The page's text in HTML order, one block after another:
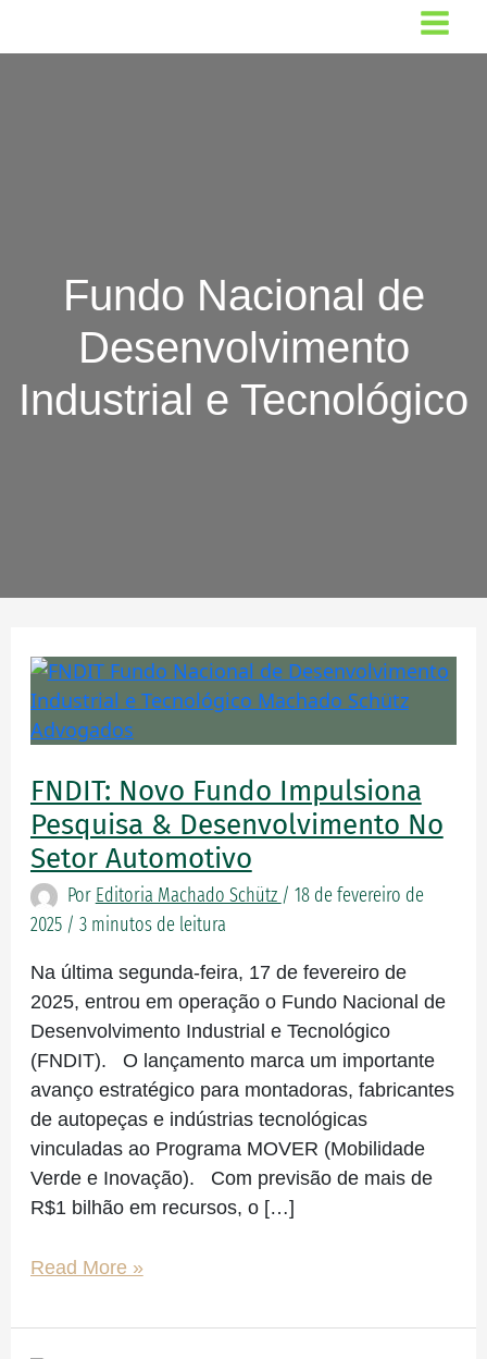
Fundo Nacional de
Desenvolvimento
Industrial e Tecnológico
FNDIT: Novo Fundo Impulsiona
Pesquisa & Desenvolvimento No
Setor Automotivo
Por Editoria Machado Schütz / 18 de fevereiro de
2025 / 3 minutos de leitura
Na última segunda-feira, 17 de fevereiro de
2025, entrou em operação o Fundo Nacional de
Desenvolvimento Industrial e Tecnológico
(FNDIT). O lançamento marca um importante
avanço estratégico para montadoras, fabricantes
de autopeças e indústrias tecnológicas
vinculadas ao Programa MOVER (Mobilidade
Verde e Inovação). Com previsão de mais de
R$1 bilhão em recursos, o […]
FNDIT:
novo
fundo
Pesquisa
&
Desenvolvimento
no
setor
automotivo
Read More »